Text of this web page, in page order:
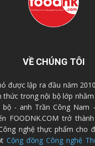
VỀ CHÚNG TÔI
được lập ra đầu năm
thức trong nội bộ lớp
- anh Trần Công Nam
FOODNK.COM trở
nghệ thực phẩm cho
Cộng đồng Công nghệ